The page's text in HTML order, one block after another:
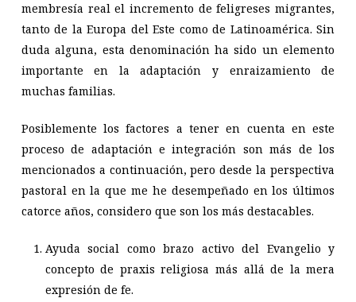
membresía real el incremento de feligreses migrantes,
tanto de la Europa del Este como de Latinoamérica. Sin
duda alguna, esta denominación ha sido un elemento
importante en la adaptación y enraizamiento de
muchas familias.
Posiblemente los factores a tener en cuenta en este
proceso de adaptación e integración son más de los
mencionados a continuación, pero desde la perspectiva
pastoral en la que me he desempeñado en los últimos
catorce años, considero que son los más destacables.
Ayuda social como brazo activo del Evangelio y
concepto de praxis religiosa más allá de la mera
expresión de fe.